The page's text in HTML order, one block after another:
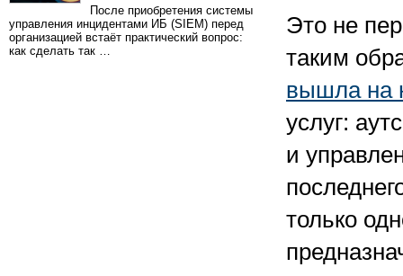
После приобретения системы
управления инцидентами ИБ (SIEM) перед
организацией встаёт практический вопрос:
как сделать так …
Это не
таким
вышла на
услуг:
и
только